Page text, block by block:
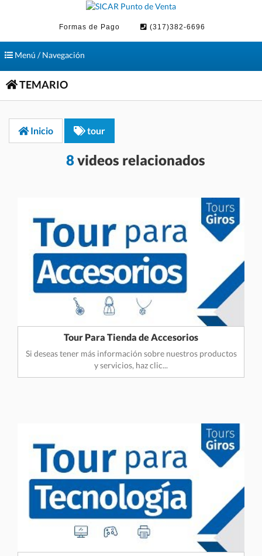
Formas de Pago (317)382-6696
ToggleMenú / Navegación
TEMARIO
Inicio tour
8videos relacionados
Tour Para Tienda de Accesorios
Si deseas tener más información sobre nuestros productos
y servicios, haz clic...